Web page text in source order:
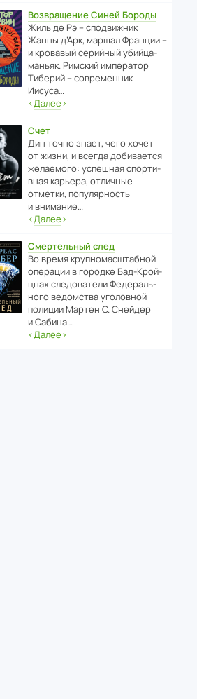
Возвращение Синей Бороды
Жиль де Рэ – спод­ви­жник
Жанны д’Арк, маршал Франции –
и кровавый серийный убийца-
маньяк. Римский импе­ратор
Тиберий – совре­менник
Иисуса…
‹Далее›
Счет
Дин точно знает, чего хочет
от жизни, и всегда доби­ва­ется
жела­е­мого: успе­шная спор­ти­
вная карьера, отли­чные
отметки, попу­ля­р­ность
и внимание…
‹Далее›
Смертельный след
Во время круп­но­мас­ш­та­бной
операции в городке Бад‑Крой­
цнах следо­ва­тели Феде­раль­
ного ведомства уголо­вной
полиции Мартен С. Снейдер
и Сабина…
‹Далее›